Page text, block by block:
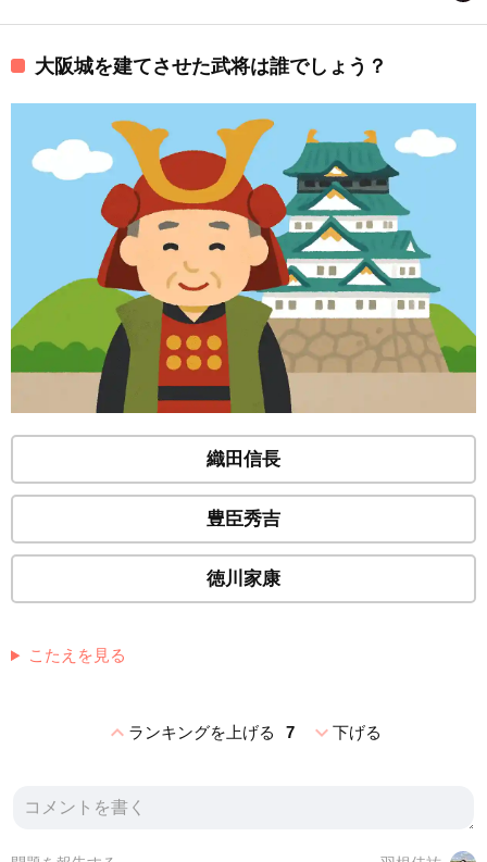
大阪城を建てさせた武将は誰でしょう？
織田信長
豊臣秀吉
徳川家康
こたえを見る
expand_lessランキングを上げる 7 expand_more下げる